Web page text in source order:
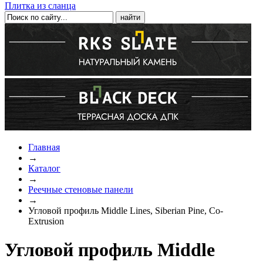
Плитка из сланца
Главная
→
Каталог
→
Реечные стеновые панели
→
Угловой профиль Middle Lines, Siberian Pine, Co-
Extrusion
Угловой профиль Middle